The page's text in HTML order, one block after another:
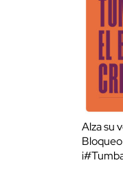
Alza su
Bloqueo